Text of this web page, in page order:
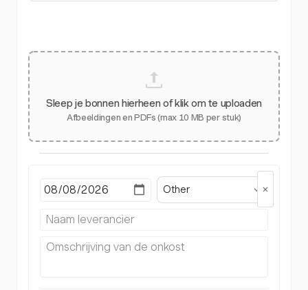
Sleep je bonnen hierheen of klik om te uploaden
Afbeeldingen en PDFs (max 10 MB per stuk)
Other